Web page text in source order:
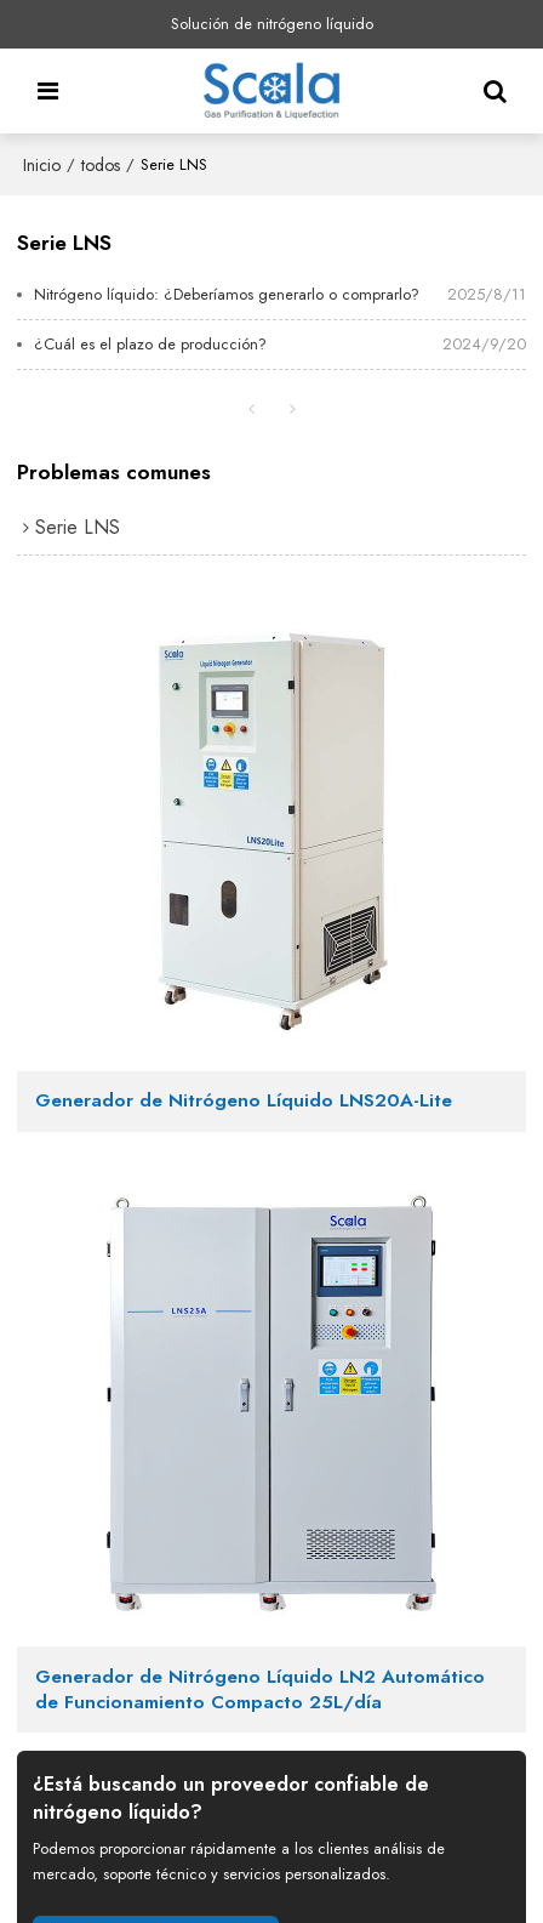
Solución de nitrógeno líquido
Inicio / todos / Serie LNS
Serie LNS
Nitrógeno líquido: ¿Deberíamos generarlo o comprarlo? 2025/8/11
¿Cuál es el plazo de producción? 2024/9/20
Problemas comunes
Serie LNS
Generador de Nitrógeno Líquido LNS20A-Lite
Generador de Nitrógeno Líquido LN2 Automático
de Funcionamiento Compacto 25L/día
¿Está buscando un proveedor confiable de
nitrógeno líquido?
Podemos proporcionar rápidamente a los clientes análisis de
mercado, soporte técnico y servicios personalizados.